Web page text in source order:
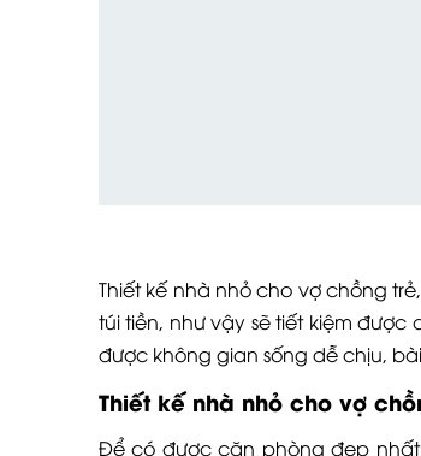
Thiết kế nhà nhỏ cho vợ chồng
túi tiền, như vậy sẽ tiết kiệm
được không gian sống dễ chịu,
Thiết kế nhà nhỏ cho vợ
Để có được căn phòng đẹp